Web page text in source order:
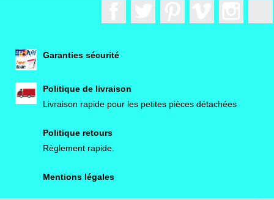
Garanties sécurité
Politique de livraison
Livraison rapide pour les petites pièces détachées
Politique retours
Règlement rapide.
Mentions légales